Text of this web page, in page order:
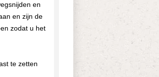
en
en zijn de
zodat u het
te zetten